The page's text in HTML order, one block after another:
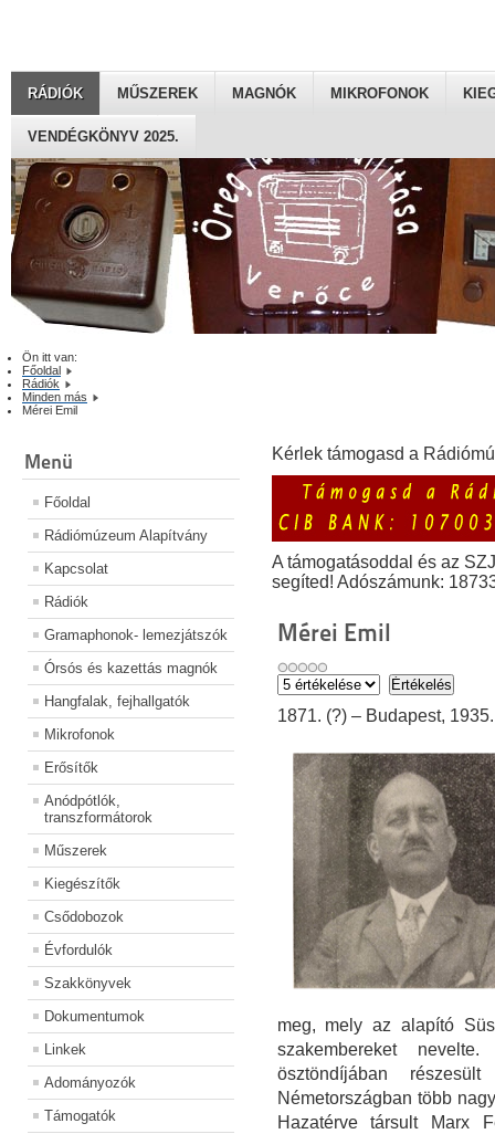
RÁDIÓK MŰSZEREK MAGNÓK MIKROFONOK
VENDÉGKÖNYV 2025.
Ön itt van:
Főoldal
Rádiók
Minden más
Mérei Emil
Menü
Főoldal
Rádiómúzeum Alapítvány
Kapcsolat
Rádiók
Gramaphonok- lemezjátszók
Órsós és kazettás magnók
Hangfalak, fejhallgatók
Mikrofonok
Erősítők
Anódpótlók,
transzformátorok
Műszerek
Kiegészítők
Csődobozok
Évfordulók
Szakkönyvek
Dokumentumok
Linkek
Adományozók
Támogatók
Kérlek támogasd a
A támogatásoddal és az
segíted! Adószámunk:
Mérei Emil
1871. (?) – Budapest,
meg, mely az alapító
szakembereket
ösztöndíjában
Németországban több
Hazatérve társult Marx